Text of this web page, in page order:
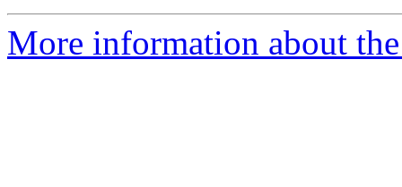
More information about